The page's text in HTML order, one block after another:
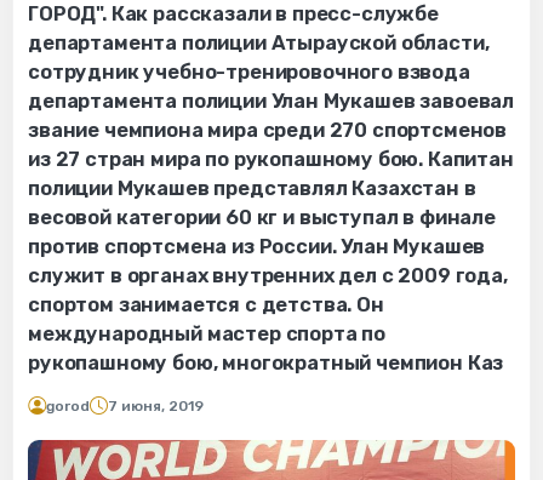
ГОРОД". Как рассказали в пресс-службе
департамента полиции Атырауской области,
сотрудник учебно-тренировочного взвода
департамента полиции Улан Мукашев завоевал
звание чемпиона мира среди 270 спортсменов
из 27 стран мира по рукопашному бою. Капитан
полиции Мукашев представлял Казахстан в
весовой категории 60 кг и выступал в финале
против спортсмена из России. Улан Мукашев
служит в органах внутренних дел с 2009 года,
спортом занимается с детства. Он
международный мастер спорта по
рукопашному бою, многократный чемпион Каз
gorod 7 июня, 2019